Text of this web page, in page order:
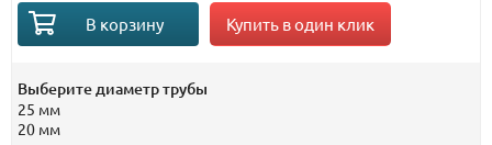
Выберите диаметр трубы
25 мм
20 мм
В корзину Купить в один клик